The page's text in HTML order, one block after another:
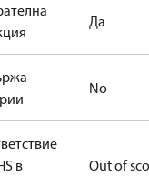
Да
No
в
Out of